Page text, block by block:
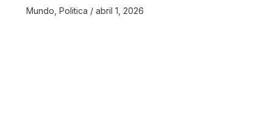
Mundo Politica / abril 1, 2026